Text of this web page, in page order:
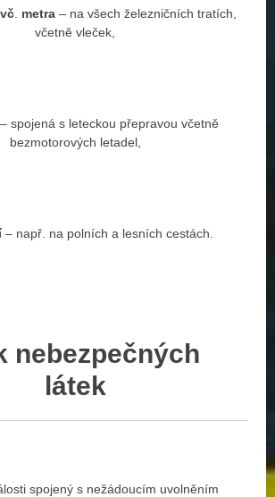
vč. metra– na všech železničních tratích,
včetně vleček,
– spojená s leteckou přepravou včetně
bezmotorových letadel,
– např. na polních a lesních cestách.
nebezpečných
látek
spojený s nežádoucím uvolněním